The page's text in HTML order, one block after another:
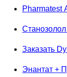
Pharmatest
Заказать
Энантат +